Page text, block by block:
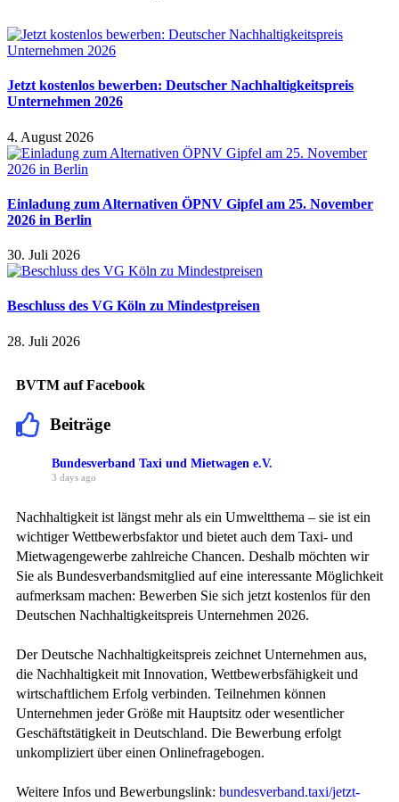
Jetzt kostenlos bewerben: Deutscher Nachhaltigkeitspreis
Unternehmen 2026
4. August 2026
Einladung zum Alternativen ÖPNV Gipfel am 25. November
2026 in Berlin
30. Juli 2026
Beschluss des VG Köln zu Mindestpreisen
28. Juli 2026
BVTM auf Facebook
Beiträge
Bundesverband Taxi und Mietwagen e.V.
3 days ago
Nachhaltigkeit ist längst mehr als ein Umweltthema – sie ist ein
wichtiger Wettbewerbsfaktor und bietet auch dem Taxi- und
Mietwagengewerbe zahlreiche Chancen. Deshalb möchten wir
Sie als Bundesverbandsmitglied auf eine interessante Möglichkeit
aufmerksam machen: Bewerben Sie sich jetzt kostenlos für den
Deutschen Nachhaltigkeitspreis Unternehmen 2026.
Der Deutsche Nachhaltigkeitspreis zeichnet Unternehmen aus,
die Nachhaltigkeit mit Innovation, Wettbewerbsfähigkeit und
wirtschaftlichem Erfolg verbinden. Teilnehmen können
Unternehmen jeder Größe mit Hauptsitz oder wesentlicher
Geschäftstätigkeit in Deutschland. Die Bewerbung erfolgt
unkompliziert über einen Onlinefragebogen.
Weitere Infos und Bewerbungslink: bundesverband.taxi/jetzt-